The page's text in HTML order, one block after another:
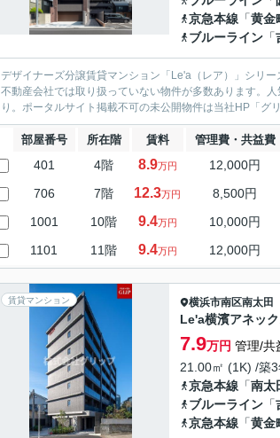
京急本線 「黄金
ブルーライン 「
デザイナーズ分譲賃貸マンション「Le'a（レア）」シリ
不動産会社では取り扱っていない物件が多数あります。
り。ポータルサイト掲載不可の未公開物件は当社HP「グ
部屋番号 所在階 賃料 管理費・共益費
401 4階 8.9万円 12,000円
706 7階 12.3万円 8,500円
1001 10階 9.4万円 10,000円
1101 11階 9.4万円 12,000円
賃貸マンション 横浜市南区南太田
Le'a横濱アネッ
7.9万円 管理/共
21.00㎡ (1K) /築
京急本線 「南太
ブルーライン 「
京急本線 「黄金